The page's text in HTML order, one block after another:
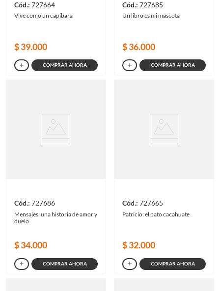
727664
Vive como un capibara
$39.000
COMPRAR AHORA
727685
Un libro es mi mascota
$36.000
COMPRAR AHORA
727686
Mensajes: una historia de amor y
duelo
$34.000
COMPRAR AHORA
727665
Patricio: el pato cacahuate
$32.000
COMPRAR AHORA